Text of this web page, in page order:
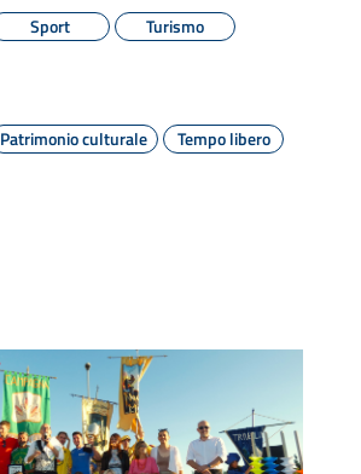
Sport Turismo
Patrimonio culturale
Tempo libero